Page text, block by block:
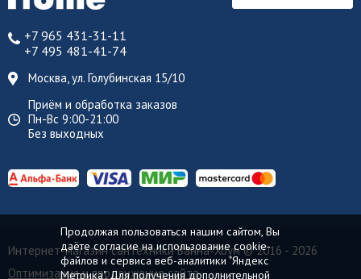
+7 965 431-31-11
+7 495 481-41-74
Москва, ул. Голубинская 15/10
Приём и обработка заказов
Пн-Вс 9:00-21:00
Без выходных
Интернет-магазин сантехники Ванна-Хоум© 2016 - 2026
Оптимизация и продвижение сайта
Продолжая пользоваться нашим сайтом, Вы
даёте согласие на использование cookie-
файлов и сервиса веб-аналитики "Яндекс
Метрика". Для получения дополнительной